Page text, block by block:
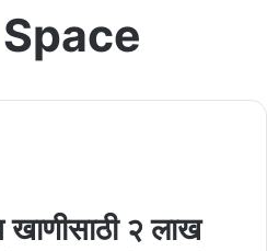
खाणीसाठी २ लाख